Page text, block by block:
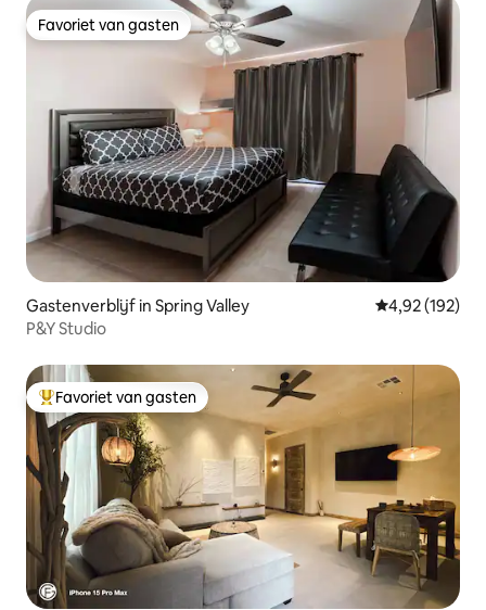
Favoriet van gasten
Favoriet van gasten
Gastenverblijf in Spring Valley Gemiddelde
4,92 (192)
P&Y Studio
Topfavoriet van gasten
Favoriet van gasten